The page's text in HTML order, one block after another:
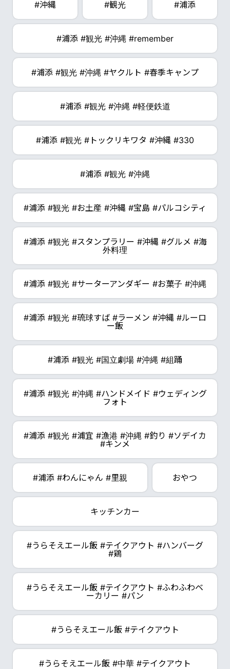
#沖縄 #観光 #浦添
#浦添 #観光 #沖縄 #remember
#浦添 #観光 #沖縄 #ヤクルト #春季キャンプ
#浦添 #観光 #沖縄 #軽便鉄道
#浦添 #観光 #トックリキワタ #沖縄 #330
#浦添 #観光 #沖縄
#浦添 #観光 #お土産 #沖縄 #宝島 #パルコシティ
#浦添 #観光 #スタンプラリー #沖縄 #グルメ #海
外料理
#浦添 #観光 #サーターアンダギー #お菓子 #沖縄
#浦添 #観光 #琉球すば #ラーメン #沖縄 #ルーロ
ー飯
#浦添 #観光 #国立劇場 #沖縄 #組踊
#浦添 #観光 #沖縄 #ハンドメイド #ウェディング
フォト
#浦添 #観光 #浦宜 #漁港 #沖縄 #釣り #ソデイカ
#キンメ
#浦添 #わんにゃん #里親 おやつ
キッチンカー
#うらそえエール飯 #テイクアウト #ハンバーグ
#鶏
#うらそえエール飯 #テイクアウト #ふわふわベ
ーカリー #パン
#うらそえエール飯 #テイクアウト
#うらそえエール飯 #中華 #テイクアウト